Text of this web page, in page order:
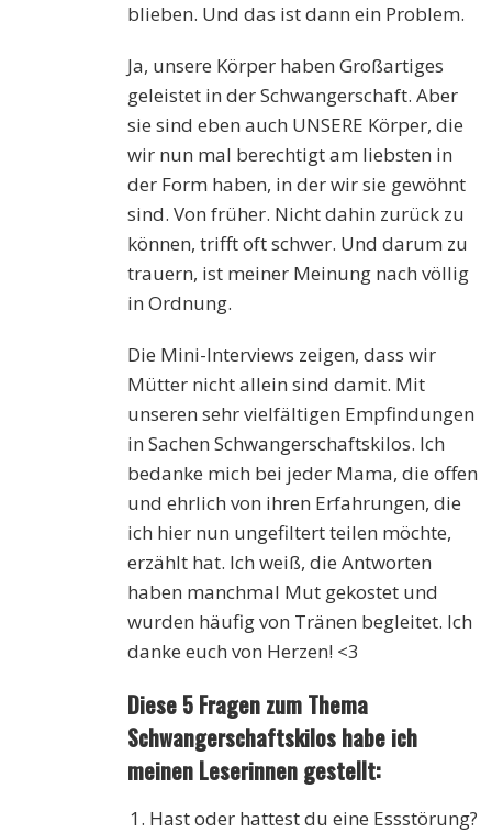
blieben. Und das ist dann ein Problem.
Ja, unsere Körper haben Großartiges
geleistet in der Schwangerschaft. Aber
sie sind eben auch UNSERE Körper, die
wir nun mal berechtigt am liebsten in
der Form haben, in der wir sie gewöhnt
sind. Von früher. Nicht dahin zurück zu
können, trifft oft schwer. Und darum zu
trauern, ist meiner Meinung nach völlig
in Ordnung.
Die Mini-Interviews zeigen, dass wir
Mütter nicht allein sind damit. Mit
unseren sehr vielfältigen Empfindungen
in Sachen Schwangerschaftskilos. Ich
bedanke mich bei jeder Mama, die offen
und ehrlich von ihren Erfahrungen, die
ich hier nun ungefiltert teilen möchte,
erzählt hat. Ich weiß, die Antworten
haben manchmal Mut gekostet und
wurden häufig von Tränen begleitet. Ich
danke euch von Herzen! <3
Diese 5 Fragen zum Thema
Schwangerschaftskilos habe ich
meinen Leserinnen gestellt:
Hast oder hattest du eine Essstörung?